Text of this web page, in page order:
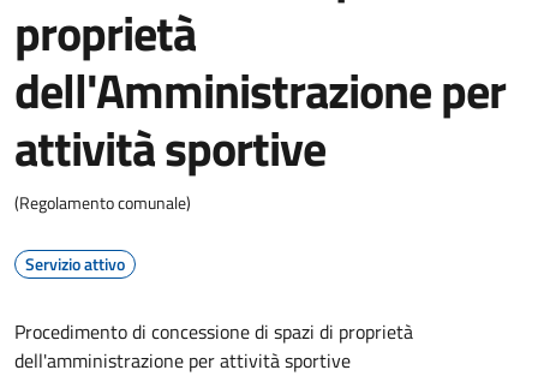
proprietà
dell'Amministrazione per
attività sportive
(Regolamento comunale)
Servizio attivo
Procedimento di concessione di spazi di proprietà
dell'amministrazione per attività sportive